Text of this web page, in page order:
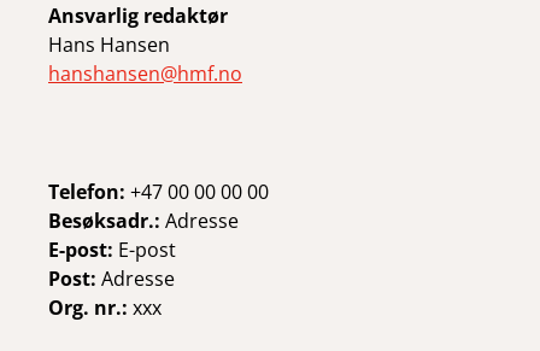
Ansvarlig redaktør
Hans Hansen
hanshansen@hmf.no
Telefon: +47 00 00 00 00
Besøksadr.: Adresse
E-post: E-post
Post: Adresse
Org. nr.: xxx